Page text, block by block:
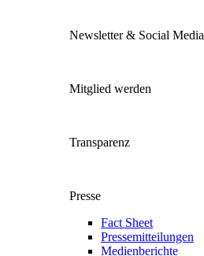
Newsletter & Social Media
Mitglied werden
Transparenz
Presse
Fact Sheet
Pressemitteilungen
Medienberichte